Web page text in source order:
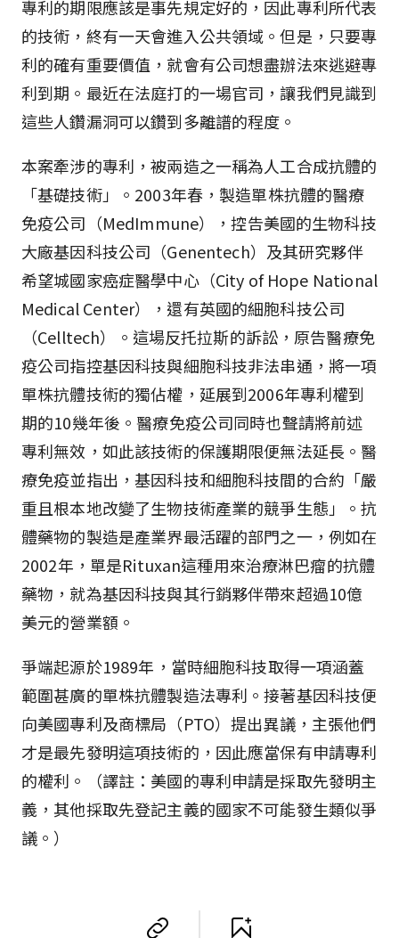
專利的期限應該是事先規定好的，因此專利所代表
的技術，終有一天會進入公共領域。但是，只要專
利的確有重要價值，就會有公司想盡辦法來逃避專
利到期。最近在法庭打的一場官司，讓我們見識到
這些人鑽漏洞可以鑽到多離譜的程度。
本案牽涉的專利，被兩造之一稱為人工合成抗體的
「基礎技術」。2003年春，製造單株抗體的醫療
免疫公司（MedImmune），控告美國的生物科技
大廠基因科技公司（Genentech）及其研究夥伴
希望城國家癌症醫學中心（City of Hope National
Medical Center），還有英國的細胞科技公司
（Celltech）。這場反托拉斯的訴訟，原告醫療免
疫公司指控基因科技與細胞科技非法串通，將一項
單株抗體技術的獨佔權，延展到2006年專利權到
期的10幾年後。醫療免疫公司同時也聲請將前述
專利無效，如此該技術的保護期限便無法延長。醫
療免疫並指出，基因科技和細胞科技間的合約「嚴
重且根本地改變了生物技術產業的競爭生態」。抗
體藥物的製造是產業界最活躍的部門之一，例如在
2002年，單是Rituxan這種用來治療淋巴瘤的抗體
藥物，就為基因科技與其行銷夥伴帶來超過10億
美元的營業額。
爭端起源於1989年，當時細胞科技取得一項涵蓋
範圍甚廣的單株抗體製造法專利。接著基因科技便
向美國專利及商標局（PTO）提出異議，主張他們
才是最先發明這項技術的，因此應當保有申請專利
的權利。（譯註：美國的專利申請是採取先發明主
義，其他採取先登記主義的國家不可能發生類似爭
議。）